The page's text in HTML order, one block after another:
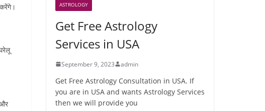
ASTROLOGY
Get Free Astrology
Services in USA
September 9, 2023 admin
Get Free Astrology Consultation in USA. If
you are in USA and wants Astrology Services
then we will provide you